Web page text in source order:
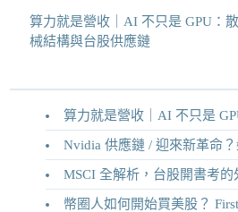
算力就是營收｜AI 不只是 GPU：
械結構與台股供應鏈
算力就是營收｜AI 不只是 GPU：散熱、電
Nvidia 供應鏈 / 迎來新革命？盤點值得
MSCI 全解析，台股開書考的外資行情，
幣圈人如何開始買美股？ Firstrade 開戶